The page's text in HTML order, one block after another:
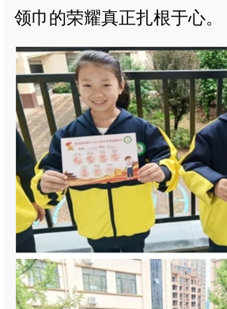
领巾的荣耀真正扎根于心。